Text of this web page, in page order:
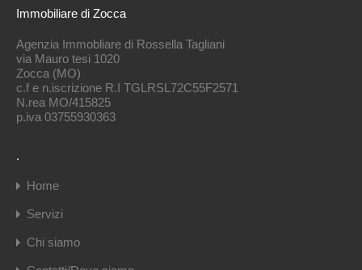
Immobiliare di Zocca
Agenzia Immobliare di Rossella Tagliani
via Mauro tesi 1020
Zocca (MO)
c.f e n.iscrizione R.I TGLRSL72C55F2571
N.rea MO/415825
p.iva 03755930363
.
Home
Servizi
Chi siamo